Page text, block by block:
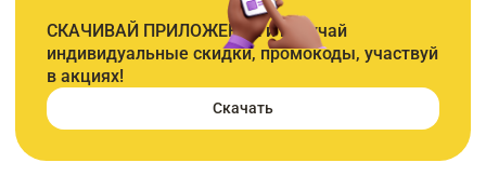
СКАЧИВАЙ ПРИЛОЖЕНИЕ и получай
индивидуальные скидки, промокоды, участвуй
в акциях!
Скачать